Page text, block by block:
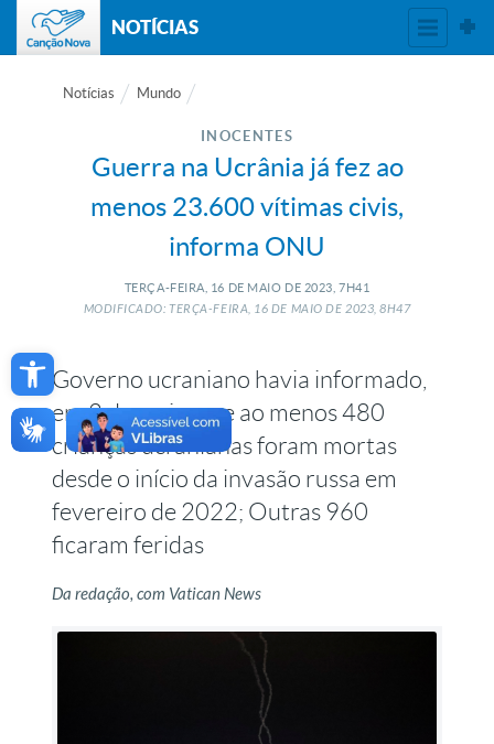
Open toolbar
NOTÍCIAS
Notícias Mundo
INOCENTES
Guerra na Ucrânia já fez ao
menos 23.600 vítimas civis,
informa ONU
TERÇA-FEIRA, 16 DE MAIO DE 2023, 7H41
MODIFICADO: TERÇA-FEIRA, 16 DE MAIO DE 2023, 8H47
Governo ucraniano havia informado,
em 2 de maio, que ao menos 480
crianças ucranianas foram mortas
desde o início da invasão russa em
fevereiro de 2022; Outras 960
ficaram feridas
Da redação, com Vatican News